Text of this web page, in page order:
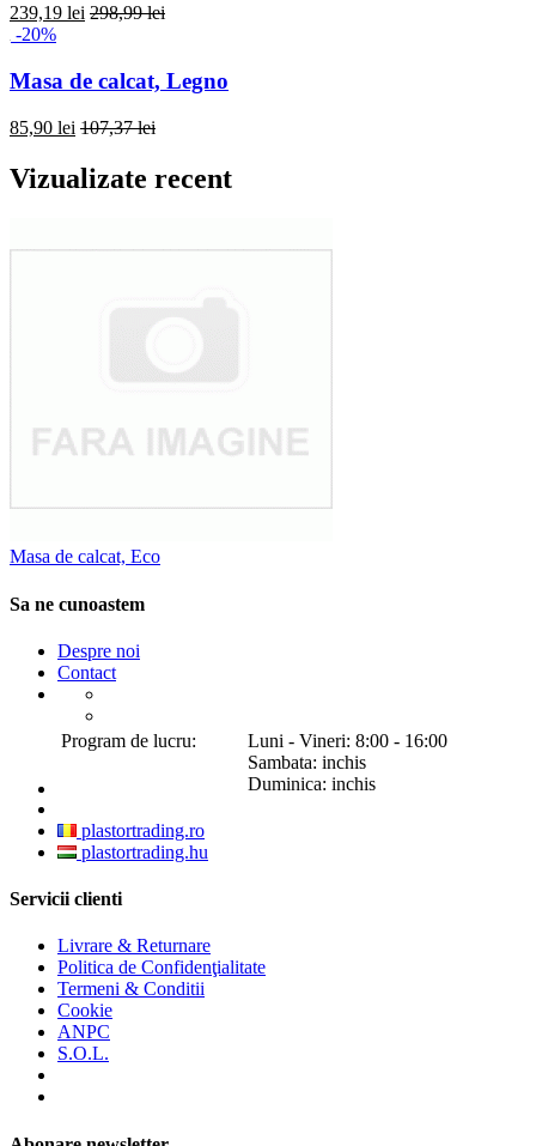
239,19 lei 298,99 lei
-20%
Masa de calcat, Legno
85,90 lei 107,37 lei
Vizualizate recent
Masa de calcat, Eco
Sa ne cunoastem
Despre noi
Contact
Program de lucru:
Luni - Vineri: 8:00 - 16:00
Sambata: inchis
Duminica: inchis
plastortrading.ro
plastortrading.hu
Servicii clienti
Livrare & Returnare
Politica de Confidenţialitate
Termeni & Conditii
Cookie
ANPC
S.O.L.